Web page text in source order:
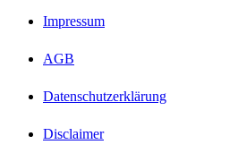
Impressum
AGB
Datenschutzerklärung
Disclaimer